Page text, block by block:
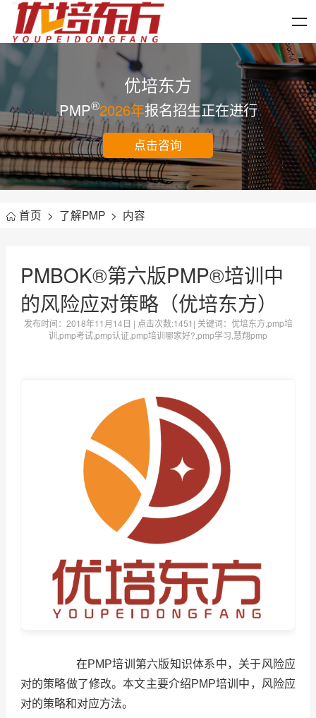
优培东方
PMP®2026年报名招生正在进行
点击咨询
首页 > 了解PMP > 内容
PMBOK®第六版PMP®培训中
的风险应对策略（优培东方）
发布时间： 2018年11月14日 | 点击次数:1451| 关键词：优培东方,pmp培
训,pmp考试,pmp认证,pmp培训哪家好?,pmp学习,慧翔pmp
在PMP培训第六版知识体系中，关于风险应
对的策略做了修改。本文主要介绍PMP培训中，风险应
对的策略和对应方法。